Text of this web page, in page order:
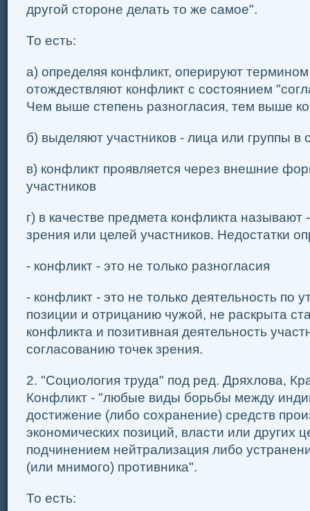
другой стороне делать то же самое".
То есть:
а) определяя конфликт, оперируют
отождествляют конфликт с состоянием
Чем выше степень разногласия, тем выше
б) выделяют участников - лица или группы в
в) конфликт проявляется через внешние
участников
г) в качестве предмета конфликта называют
зрения или целей участников. Недостатки
- конфликт - это не только разногласия
- конфликт - это не только деятельность по
позиции и отрицанию чужой, не раскрыта
конфликта и позитивная деятельность
согласованию точек зрения.
2. "Социология труда" под ред. Дряхлова,
Конфликт - "любые виды борьбы между
достижение (либо сохранение) средств
экономических позиций, власти или других
подчинением нейтрализация либо
(или мнимого) противника".
То есть: